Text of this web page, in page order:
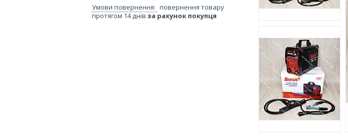
повернення товару
протягом 14 днів за рахунок покупця